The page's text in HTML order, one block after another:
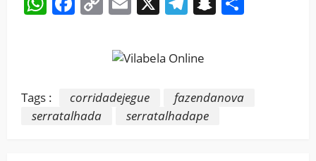
Tags : corridadejegue
fazendanova
serratalhada
serratalhadape